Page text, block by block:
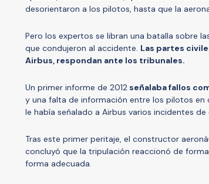
desorientaron a los pilotos, hasta que la
Pero los expertos se libran una batalla sobre
que condujeron al accidente. Las partes
Airbus, respondan ante los tribunales.
Un primer informe de 2012 señalaba fallos
y una falta de información entre los pilotos en
le había señalado a Airbus varios incidentes
Tras este primer peritaje, el constructor
concluyó que la tripulación reaccionó de forma
forma adecuada.